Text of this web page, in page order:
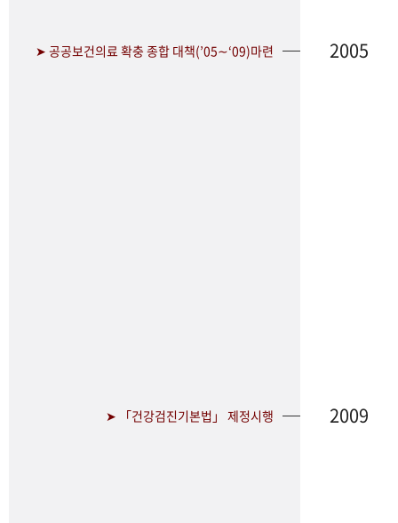
➤ 공공보건의료 확충 종합 대책(’05∼‘09)마련 2005
➤ 「건강검진기본법」 제정시행 2009